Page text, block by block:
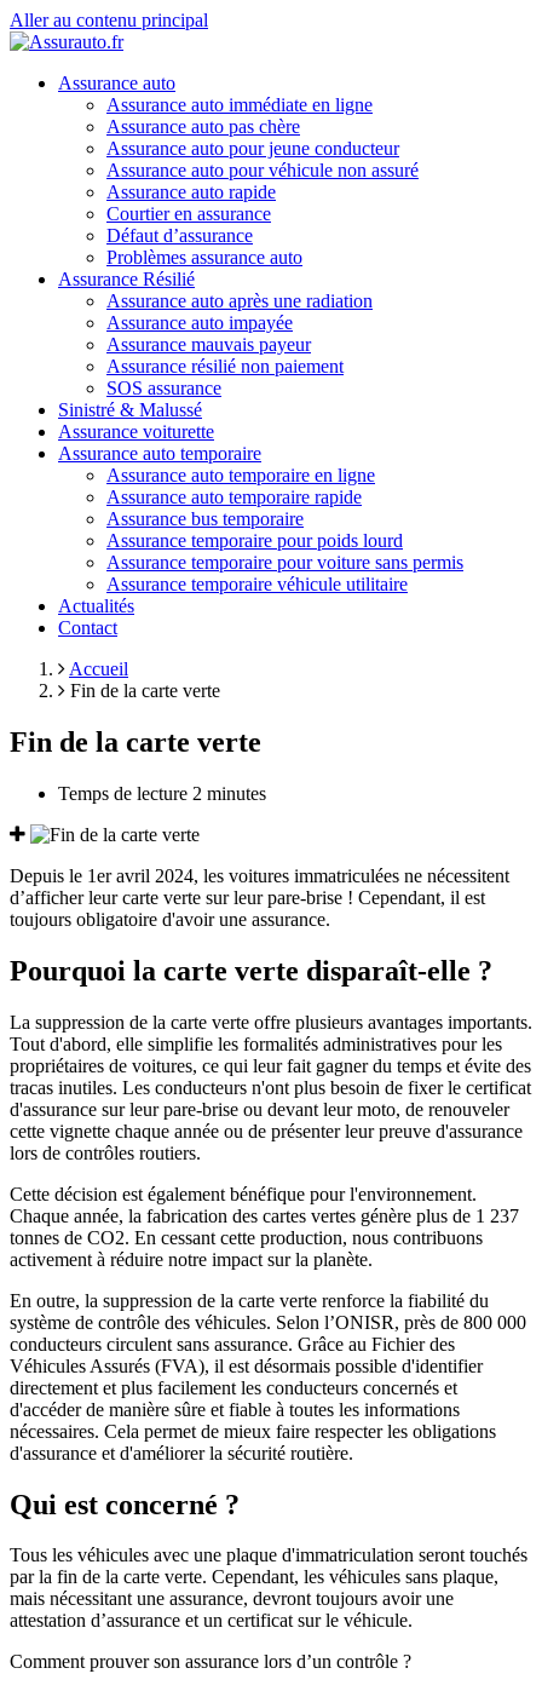
Aller au contenu principal
Assurance auto
Assurance auto immédiate en ligne
Assurance auto pas chère
Assurance auto pour jeune conducteur
Assurance auto pour véhicule non assuré
Assurance auto rapide
Courtier en assurance
Défaut d’assurance
Problèmes assurance auto
Assurance Résilié
Assurance auto après une radiation
Assurance auto impayée
Assurance mauvais payeur
Assurance résilié non paiement
SOS assurance
Sinistré & Malussé
Assurance voiturette
Assurance auto temporaire
Assurance auto temporaire en ligne
Assurance auto temporaire rapide
Assurance bus temporaire
Assurance temporaire pour poids lourd
Assurance temporaire pour voiture sans permis
Assurance temporaire véhicule utilitaire
Actualités
Contact
Accueil
Fin de la carte verte
Fin de la carte verte
Temps de lecture 2 minutes
Depuis le 1er avril 2024, les voitures immatriculées ne nécessitent
d’afficher leur carte verte sur leur pare-brise ! Cependant, il est
toujours obligatoire d'avoir une assurance.
Pourquoi la carte verte disparaît-elle ?
La suppression de la carte verte offre plusieurs avantages importants.
Tout d'abord, elle simplifie les formalités administratives pour les
propriétaires de voitures, ce qui leur fait gagner du temps et évite des
tracas inutiles. Les conducteurs n'ont plus besoin de fixer le certificat
d'assurance sur leur pare-brise ou devant leur moto, de renouveler
cette vignette chaque année ou de présenter leur preuve d'assurance
lors de contrôles routiers.
Cette décision est également bénéfique pour l'environnement.
Chaque année, la fabrication des cartes vertes génère plus de 1 237
tonnes de CO2. En cessant cette production, nous contribuons
activement à réduire notre impact sur la planète.
En outre, la suppression de la carte verte renforce la fiabilité du
système de contrôle des véhicules. Selon l’ONISR, près de 800 000
conducteurs circulent sans assurance. Grâce au Fichier des
Véhicules Assurés (FVA), il est désormais possible d'identifier
directement et plus facilement les conducteurs concernés et
d'accéder de manière sûre et fiable à toutes les informations
nécessaires. Cela permet de mieux faire respecter les obligations
d'assurance et d'améliorer la sécurité routière.
Qui est concerné ?
Tous les véhicules avec une plaque d'immatriculation seront touchés
par la fin de la carte verte. Cependant, les véhicules sans plaque,
mais nécessitant une assurance, devront toujours avoir une
attestation d’assurance et un certificat sur le véhicule.
Comment prouver son assurance lors d’un contrôle ?